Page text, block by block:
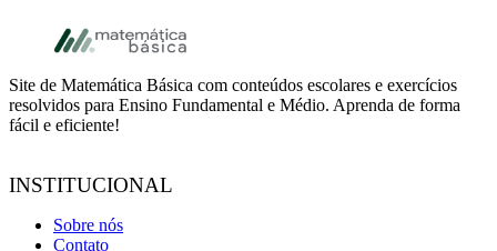
Footer
Site de Matemática Básica com conteúdos escolares e exercícios
resolvidos para Ensino Fundamental e Médio. Aprenda de forma
fácil e eficiente!
INSTITUCIONAL
Sobre nós
Contato